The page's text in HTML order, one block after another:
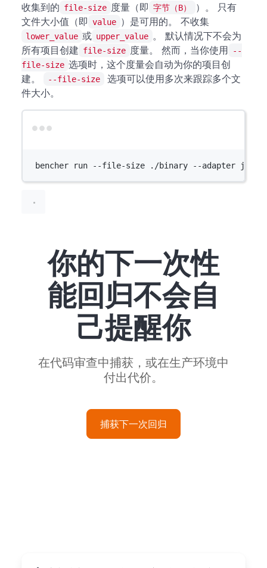
收集到的 file-size 度量（即 字节（B）
）。 只有
文件大小值（即 value ）是可用的。 不收集
lower_value 或 upper_value 。 默认情况下不会为
所有项目创建 file-size 度量。 然而，当你使用
--
file-size 选项时，这个度量会自动为你的项目创
建。
--file-size
选项可以使用多次来跟踪多个文
件大小。
bencher run --file-size ./binary --adapter json
你的下一次性
能回归不会自
己提醒你
在代码审查中捕获，或在生产环境中
付出代价。
捕获下一次回归